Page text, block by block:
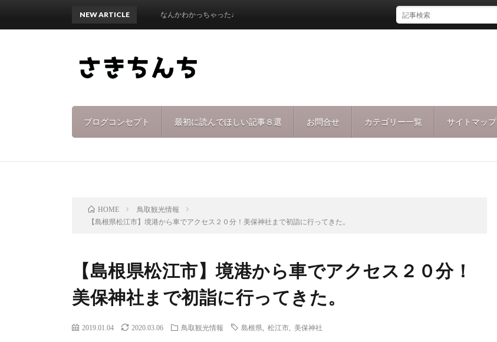
ブログコンセプト 最初に読んでほしい記事８選 お問合せ カテゴリー一覧 サイトマップ
NEW ARTICLE なんかわかっちゃった♩
HOME
鳥取観光情報
【島根県松江市】境港から車でアクセス２０分！美保神社まで初詣に行ってきた。
【島根県松江市】境港から車でアクセス２０分！
美保神社まで初詣に行ってきた。
2019.01.04 2020.03.06 鳥取観光情報 島根県 松江市 美保神社